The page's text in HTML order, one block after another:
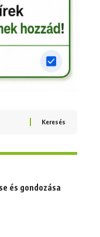
és gondozása